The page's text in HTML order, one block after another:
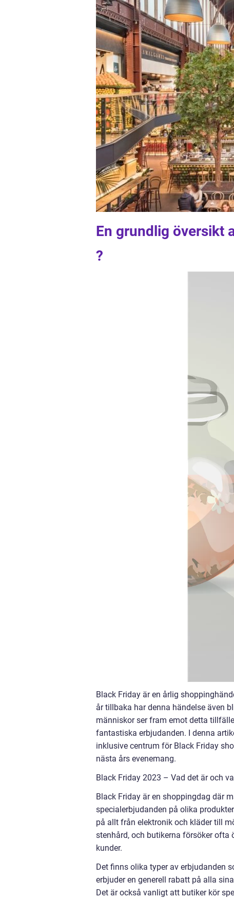
En grundlig översikt
?
Black Friday är en årlig
år tillbaka har denna händelse även
människor ser fram emot detta
fantastiska erbjudanden. I denna
inklusive centrum för Black Friday
nästa års evenemang.
Black Friday 2023 – Vad det är och
Black Friday är en shoppingdag där
specialerbjudanden på olika
på allt från elektronik och kläder till
stenhård, och butikerna försöker
kunder.
Det finns olika typer av erbjudanden
erbjuder en generell rabatt på alla
Det är också vanligt att butiker kör